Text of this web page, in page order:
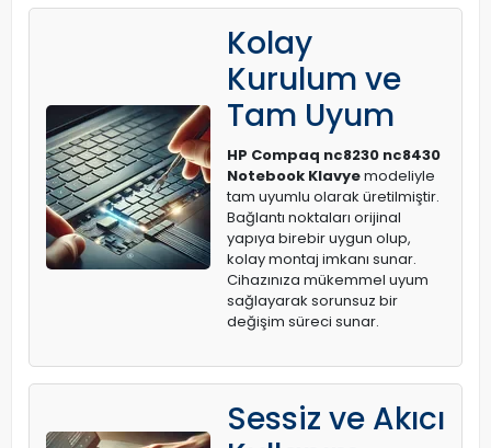
Kolay
Kurulum ve
Tam Uyum
HP Compaq nc8230 nc8430
Notebook Klavyemodeliyle
tam uyumlu olarak üretilmiştir.
Bağlantı noktaları orijinal
yapıya birebir uygun olup,
kolay montaj imkanı sunar.
Cihazınıza mükemmel uyum
sağlayarak sorunsuz bir
değişim süreci sunar.
Sessiz ve Akıcı